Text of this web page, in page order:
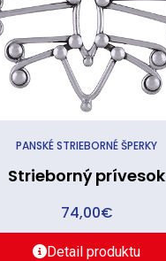
PANSKÉ STRIEBORNÉ ŠPERKY
Strieborný prívesok
74,00€
Detail produktu